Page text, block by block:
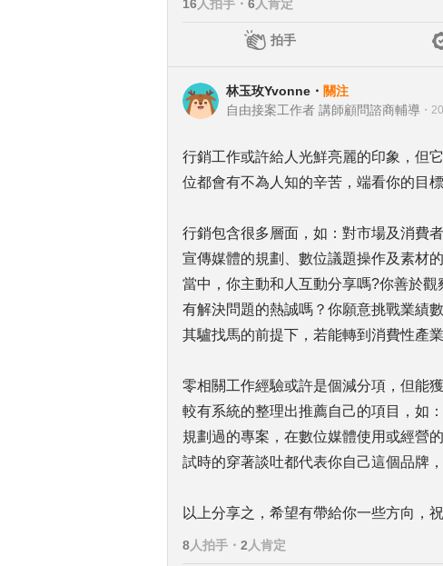
16人拍手 ・ 6人肯定
拍手
林玉玫Yvonne ・ 關注
自由接案工作者 講師顧問諮商輔導 ・
行銷工作或許給人光鮮亮麗的印象，但
位都會有不為人知的辛苦，端看你的目
行銷包含很多層面，如：對市場及消費
宣傳媒體的規劃、數位議題操作及素材
當中，你主動和人互動分享嗎?你善於
有解決問題的熱誠嗎？你願意挑戰業績
其驢找馬的前提下，若能轉到消費性產
零相關工作經驗或許是個減分項，但能
較有系統的整理出推薦自己的項目，如
規劃過的專案，在數位媒體使用或經營
試時的穿著談吐都代表你自己這個品牌
以上分享之，希望有帶給你一些方向，祝
8人拍手 ・ 2 人肯定